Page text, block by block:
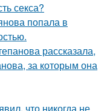
секса?
попала в
рассказала,
за которым она